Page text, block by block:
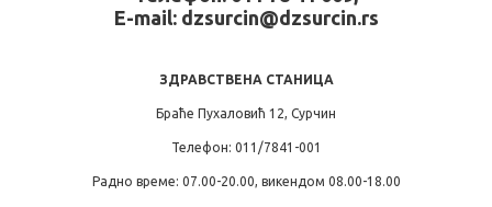
E-mail: dzsurcin@dzsurcin.rs
ЗДРАВСТВЕНА СТАНИЦА
Браће Пухаловић 12, Сурчин
Телефон: 011/7841-001
Радно време: 07.00-20.00, викендом 08.00-18.00